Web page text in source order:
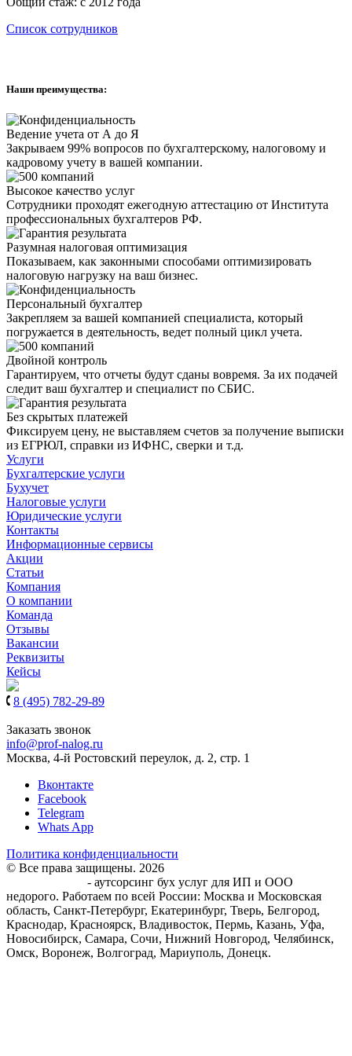
Список сотрудников
Наши преимущества:
Ведение учета от А до Я
Закрываем 99% вопросов по бухгалтерскому, налоговому и
кадровому учету в вашей компании.
Высокое качество услуг
Сотрудники проходят ежегодную аттестацию от Института
профессиональных бухгалтеров РФ.
Разумная налоговая оптимизация
Показываем, как законными способами оптимизировать
налоговую нагрузку на ваш бизнес.
Персональный бухгалтер
Закрепляем за вашей компанией специалиста, который
погружается в деятельность, ведет полный цикл учета.
Двойной контроль
Гарантируем, что отчеты будут сданы вовремя. За их подачей
следит ваш бухгалтер и специалист по СБИС.
Без скрытых платежей
Фиксируем цену, не выставляем счетов за получение выписки
из ЕГРЮЛ, справки из ИФНС, сверки и т.д.
Услуги
Бухгалтерские услуги
Бухучет
Налоговые услуги
Юридические услуги
Контакты
Информационные сервисы
Акции
Статьи
Компания
О компании
Команда
Отзывы
Вакансии
Реквизиты
Кейсы
8 (495) 782-29-89
Заказать звонок
info@prof-nalog.ru
Москва, 4-й Ростовский переулок, д. 2, стр. 1
Вконтакте
Facebook
Telegram
Whats App
Политика конфиденциальности
© Все права защищены. 2026
- аутсорсинг бух услуг для ИП и ООО
недорого. Работаем по всей России: Москва и Московская
область, Санкт-Петербург, Екатеринбург, Тверь, Белгород,
Краснодар, Красноярск, Владивосток, Пермь, Казань, Уфа,
Новосибирск, Самара, Сочи, Нижний Новгород, Челябинск,
Омск, Воронеж, Волгоград, Мариуполь, Донецк.